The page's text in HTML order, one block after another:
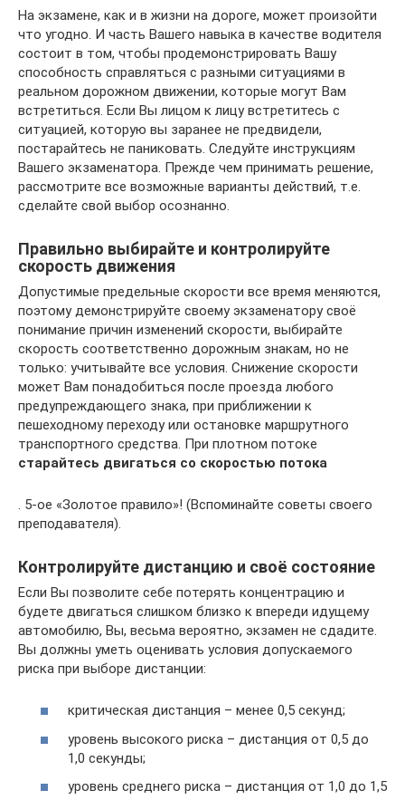
На экзамене, как и в жизни на дороге, может произойти
что угодно. И часть Вашего навыка в качестве водителя
состоит в том, чтобы продемонстрировать Вашу
способность справляться с разными ситуациями в
реальном дорожном движении, которые могут Вам
встретиться. Если Вы лицом к лицу встретитесь с
ситуацией, которую вы заранее не предвидели,
постарайтесь не паниковать. Следуйте инструкциям
Вашего экзаменатора. Прежде чем принимать решение,
рассмотрите все возможные варианты действий, т.е.
сделайте свой выбор осознанно.
Правильно выбирайте и контролируйте
скорость движения
Допустимые предельные скорости все время меняются,
поэтому демонстрируйте своему экзаменатору своё
понимание причин изменений скорости, выбирайте
скорость соответственно дорожным знакам, но не
только: учитывайте все условия. Снижение скорости
может Вам понадобиться после проезда любого
предупреждающего знака, при приближении к
пешеходному переходу или остановке маршрутного
транспортного средства. При плотном потоке
старайтесь двигаться со скоростью потока
. 5-ое «Золотое правило»! (Вспоминайте советы своего
преподавателя).
Контролируйте дистанцию и своё состояние
Если Вы позволите себе потерять концентрацию и
будете двигаться слишком близко к впереди идущему
автомобилю, Вы, весьма вероятно, экзамен не сдадите.
Вы должны уметь оценивать условия допускаемого
риска при выборе дистанции:
критическая дистанция – менее 0,5 секунд;
уровень высокого риска – дистанция от 0,5 до
1,0 секунды;
уровень среднего риска – дистанция от 1,0 до 1,5